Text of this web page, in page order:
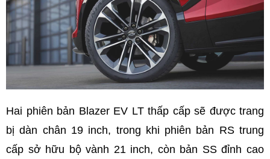
Hai phiên bản Blazer EV LT thấp cấp sẽ được trang
bị dàn chân 19 inch, trong khi phiên bản RS trung
cấp sở hữu bộ vành 21 inch, còn bản SS đỉnh cao